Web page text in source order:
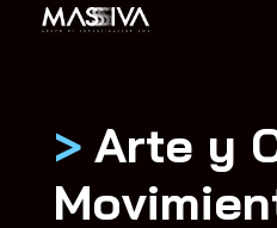
> Arte y